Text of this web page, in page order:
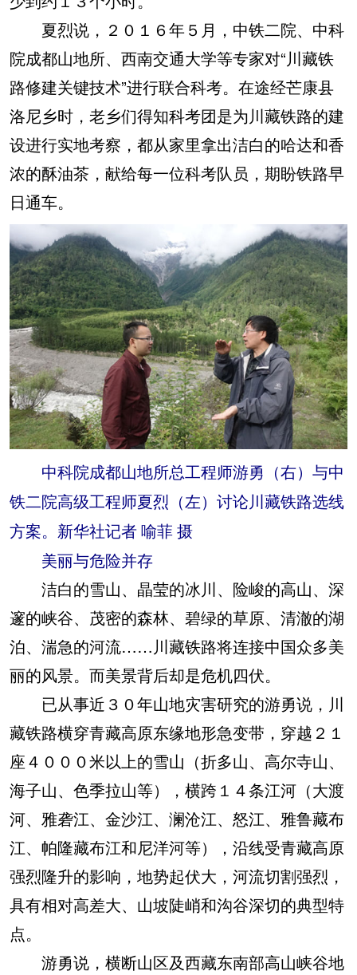
夏烈说，２０１６年５月，中铁二院、中科
院成都山地所、西南交通大学等专家对“川藏铁
路修建关键技术”进行联合科考。在途经芒康县
洛尼乡时，老乡们得知科考团是为川藏铁路的建
设进行实地考察，都从家里拿出洁白的哈达和香
浓的酥油茶，献给每一位科考队员，期盼铁路早
日通车。
中科院成都山地所总工程师游勇（右）与中
铁二院高级工程师夏烈（左）讨论川藏铁路选线
方案。新华社记者 喻菲 摄
美丽与危险并存
洁白的雪山、晶莹的冰川、险峻的高山、深
邃的峡谷、茂密的森林、碧绿的草原、清澈的湖
泊、湍急的河流……川藏铁路将连接中国众多美
丽的风景。而美景背后却是危机四伏。
已从事近３０年山地灾害研究的游勇说，川
藏铁路横穿青藏高原东缘地形急变带，穿越２１
座４０００米以上的雪山（折多山、高尔寺山、
海子山、色季拉山等），横跨１４条江河（大渡
河、雅砻江、金沙江、澜沧江、怒江、雅鲁藏布
江、帕隆藏布江和尼洋河等），沿线受青藏高原
强烈隆升的影响，地势起伏大，河流切割强烈，
具有相对高差大、山坡陡峭和沟谷深切的典型特
点。
游勇说，横断山区及西藏东南部高山峡谷地